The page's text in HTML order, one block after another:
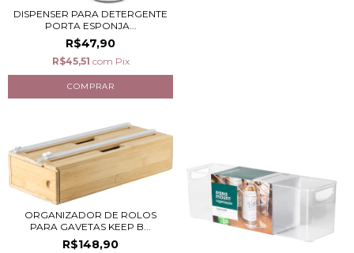
DISPENSER PARA DETERGENTE
PORTA ESPONJA...
R$47,90
R$45,51 com Pix
ORGANIZADOR DE ROLOS
PARA GAVETAS KEEP B...
R$148,90